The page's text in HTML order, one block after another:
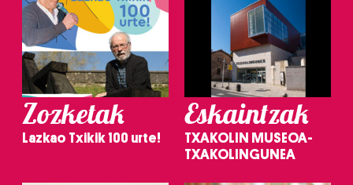
Zozketak
Lazkao Txikik 100 urte!
Eskaintzak
TXAKOLIN MUSEOA-
TXAKOLINGUNEA